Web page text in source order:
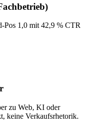
Pos 1,0 mit 42,9 % CTR
zu Web, KI oder
keine Verkaufsrhetorik.